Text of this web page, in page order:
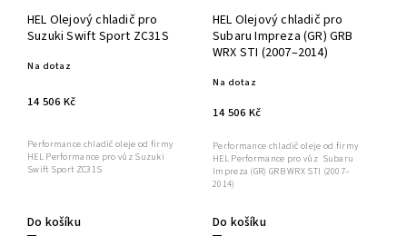
HEL Olejový chladič pro
Suzuki Swift Sport ZC31S
Na dotaz
14 506 Kč
Do košíku
Performance chladič oleje od firmy
HEL Performance pro vůz Suzuki
Swift Sport ZC31S
HEL Olejový chladič pro
Subaru Impreza (GR) GRB
WRX STI (2007–2014)
Na dotaz
14 506 Kč
Do košíku
Performance chladič oleje od firmy
HEL Performance pro vůz Subaru
Impreza (GR) GRB WRX STI (2007–
2014)